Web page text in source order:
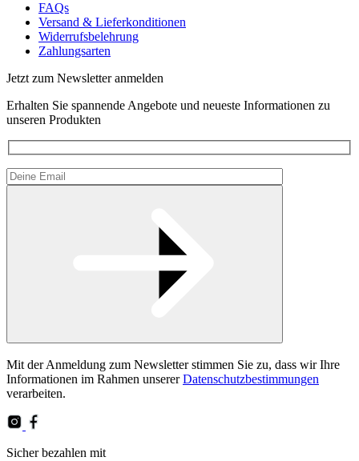
FAQs
Versand & Lieferkonditionen
Widerrufsbelehrung
Zahlungsarten
Jetzt zum Newsletter anmelden
Erhalten Sie spannende Angebote und neueste Informationen zu
unseren Produkten
leave
this
field
Mit der Anmeldung zum Newsletter stimmen Sie zu, dass wir Ihre
Informationen im Rahmen unsererDatenschutzbestimmungen
verarbeiten.
Sicher bezahlen mit